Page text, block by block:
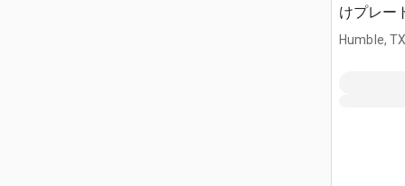
けプレー
Humble,